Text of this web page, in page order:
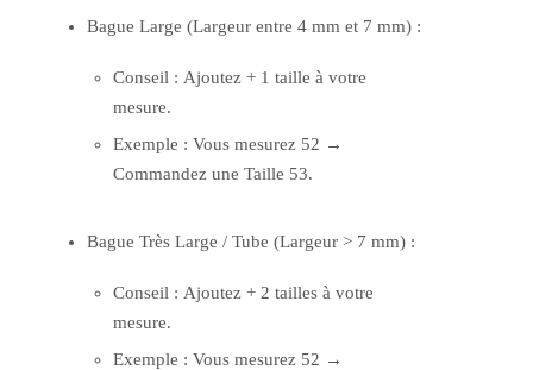
Bague Large (Largeur entre 4 mm et 7 mm) :
Conseil : Ajoutez + 1 taille à votre
mesure.
Exemple : Vous mesurez 52 →
Commandez une Taille 53.
Bague Très Large / Tube (Largeur > 7 mm) :
Conseil : Ajoutez + 2 tailles à votre
mesure.
Exemple : Vous mesurez 52 →